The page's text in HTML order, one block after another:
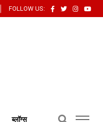
FOLLOW US:
ब्लॉग्स